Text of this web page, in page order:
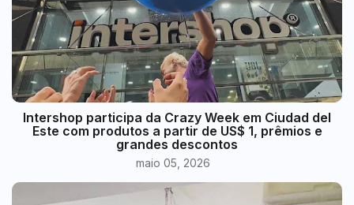
Intershop participa da Crazy Week em Ciudad del
Este com produtos a partir de US$ 1, prêmios e
grandes descontos
maio 05, 2026